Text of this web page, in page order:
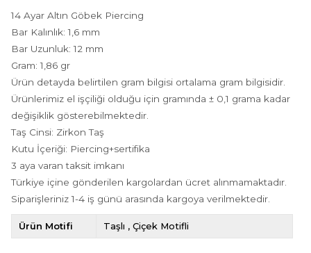
14 Ayar Altın Göbek Piercing
Bar Kalınlık: 1,6 mm
Bar Uzunluk: 12 mm
Gram: 1,86 gr
Ürün detayda belirtilen gram bilgisi ortalama gram bilgisidir.
Ürünlerimiz el işçiliği olduğu için gramında ± 0,1 grama kadar
değişiklik gösterebilmektedir.
Taş Cinsi: Zirkon Taş
Kutu İçeriği: Piercing+sertifika
3 aya varan taksit imkanı
Türkiye içine gönderilen kargolardan ücret alınmamaktadır.
Siparişleriniz 1-4 iş günü arasında kargoya verilmektedir.
Ürün Motifi Taşlı Çiçek Motifli